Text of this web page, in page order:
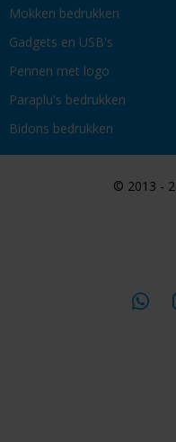
Mokken bedrukken
Gadgets en USB's
Pennen met logo
Paraplu's bedrukken
Bidons bedrukken
© 2013 -